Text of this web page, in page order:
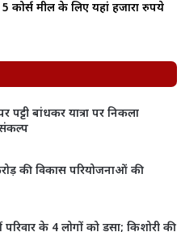
कोर्स मील के लिए यहां हजारों रुपये
बांधकर यात्रा पर निकला
संकल्प
की विकास परियोजनाओं की
के 4 लोगों को डसा; किशोरी की